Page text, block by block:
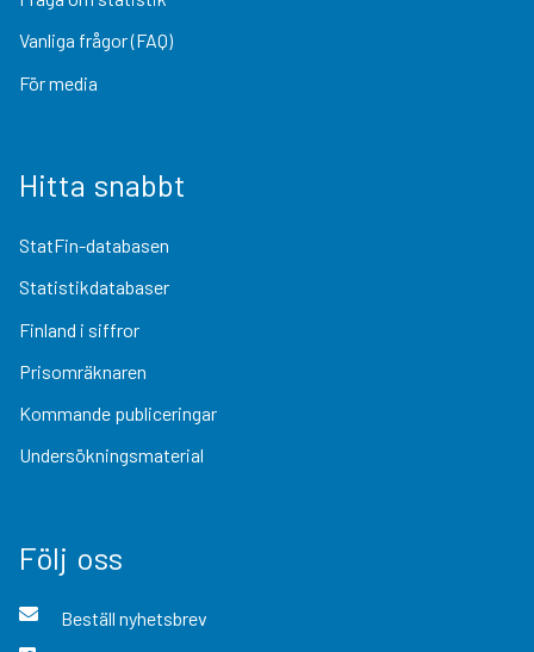
Vanliga frågor (FAQ)
För media
Hitta snabbt
StatFin-databasen
Statistikdatabaser
Finland i siffror
Prisomräknaren
Kommande publiceringar
Undersökningsmaterial
Följ oss
Beställ nyhetsbrev